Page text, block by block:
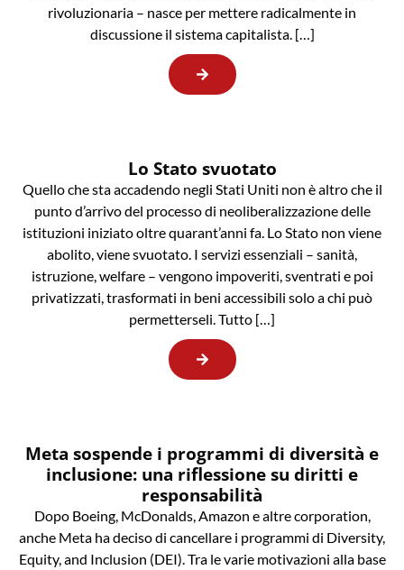
rivoluzionaria – nasce per mettere radicalmente in
discussione il sistema capitalista. […]
Lo Stato svuotato
Quello che sta accadendo negli Stati Uniti non è altro che il
punto d’arrivo del processo di neoliberalizzazione delle
istituzioni iniziato oltre quarant’anni fa. Lo Stato non viene
abolito, viene svuotato. I servizi essenziali – sanità,
istruzione, welfare – vengono impoveriti, sventrati e poi
privatizzati, trasformati in beni accessibili solo a chi può
permetterseli. Tutto […]
Meta sospende i programmi di diversità e
inclusione: una riflessione su diritti e
responsabilità
Dopo Boeing, McDonalds, Amazon e altre corporation,
anche Meta ha deciso di cancellare i programmi di Diversity,
Equity, and Inclusion (DEI). Tra le varie motivazioni alla base